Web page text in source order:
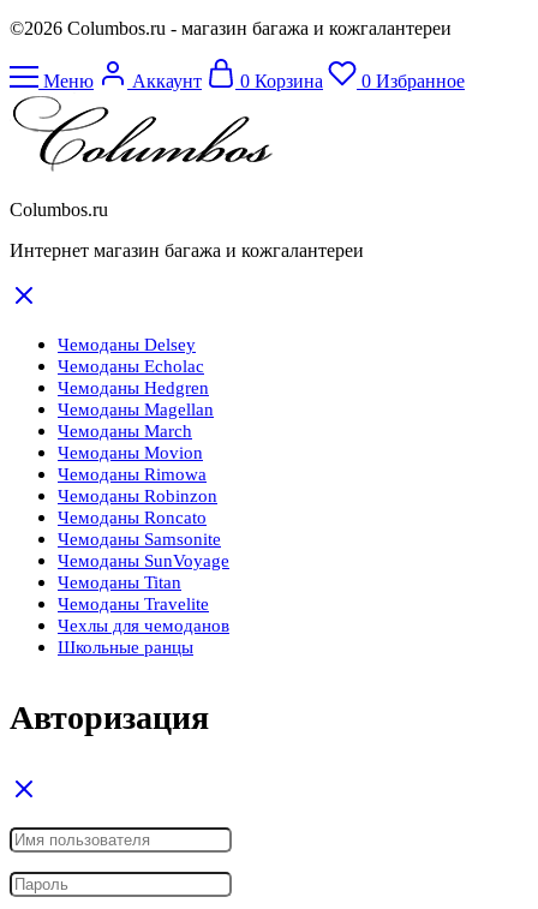
©2026 Columbos.ru - магазин багажа и кожгалантереи
Меню Аккаунт 0 Корзина 0 Избранное
Columbos.ru
Интернет магазин багажа и кожгалантереи
Чемоданы Delsey
Чемоданы Echolac
Чемоданы Hedgren
Чемоданы Magellan
Чемоданы March
Чемоданы Movion
Чемоданы Rimowa
Чемоданы Robinzon
Чемоданы Roncato
Чемоданы Samsonite
Чемоданы SunVoyage
Чемоданы Titan
Чемоданы Travelite
Чехлы для чемоданов
Школьные ранцы
Авторизация